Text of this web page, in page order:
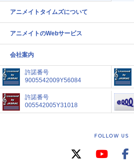
アニメイトタイムズについて
アニメイトのWebサービス
会社案内
許諾番号
9005542009Y56084
許諾番号
005542005Y31018
FOLLOW US